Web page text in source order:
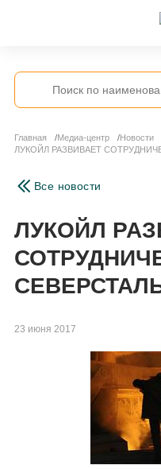
Главная Медиа-центр
Новости
ЛУКОЙЛ РАЗВИВАЕТ
Все новости
ЛУКОЙЛ
23 июня 2017